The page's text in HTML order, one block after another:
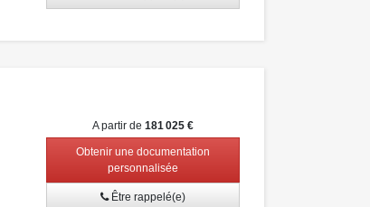
A partir de181 025 €
Obtenir une documentation
personnalisée
Être rappelé(e)